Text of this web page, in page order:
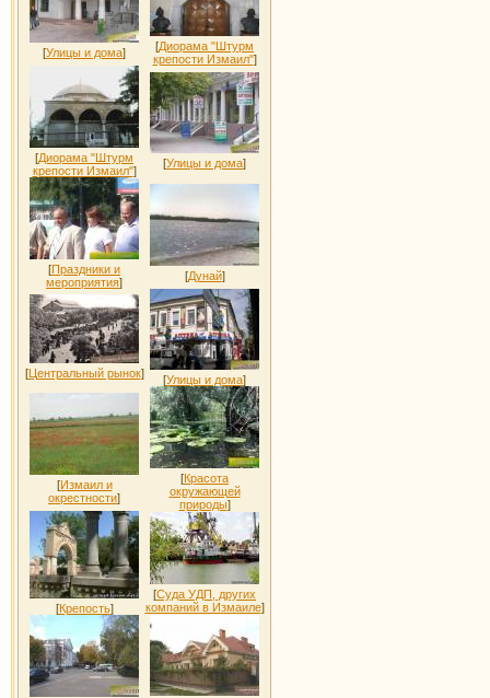
[Улицы и дома] [Диорама "Штурм
крепости Измаил"]
[Диорама "Штурм
крепости Измаил"]
[Улицы и дома]
[Праздники и
мероприятия] [Дунай]
[Центральный рынок] [Улицы и дома]
[Измаил и
окрестности]
[Красота
окружающей
природы]
[Крепость]
[Суда УДП, других
компаний в Измаиле]